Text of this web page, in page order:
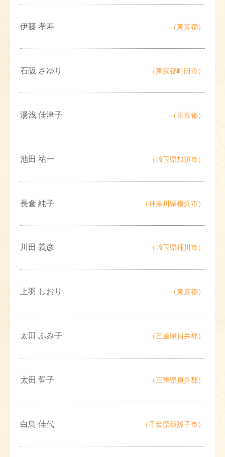
伊藤 孝寿 （東京都）
石阪 さゆり （東京都町田市）
湯浅 佳津子 （東京都）
池田 祐一 （埼玉県加須市）
長倉 純子 （神奈川県横浜市）
川田 義彦 （埼玉県桶川市）
上羽 しおり （東京都）
太田 ふみ子 （三重県員弁郡）
太田 誓子 （三重県員弁郡）
白鳥 佳代 （千葉県我孫子市）